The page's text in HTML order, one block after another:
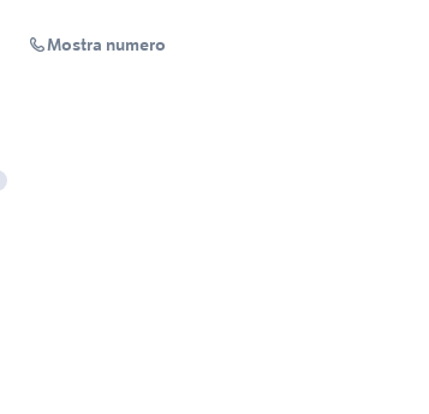
Mostra numero